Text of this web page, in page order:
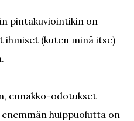
pintakuviointikin on
ihmiset (kuten minä itse)
ennakko-odotukset
huippuolutta on